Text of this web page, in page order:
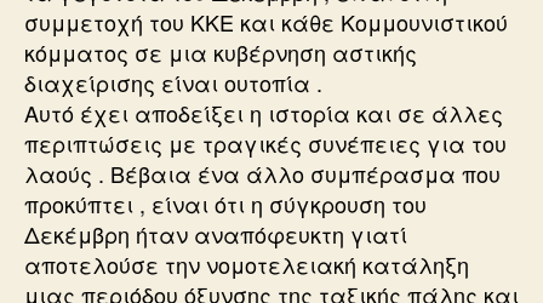
συμμετοχή του ΚΚΕ και κάθε Κομμουνιστικού
κόμματος σε μια κυβέρνηση αστικής
διαχείρισης είναι ουτοπία .
Αυτό έχει αποδείξει η ιστορία και σε άλλες
περιπτώσεις με τραγικές συνέπειες για του
λαούς . Βέβαια ένα άλλο συμπέρασμα που
προκύπτει , είναι ότι η σύγκρουση του
Δεκέμβρη ήταν αναπόφευκτη γιατί
αποτελούσε την νομοτελειακή κατάληξη
μιας περιόδου όξυνσης της ταξικής πάλης και